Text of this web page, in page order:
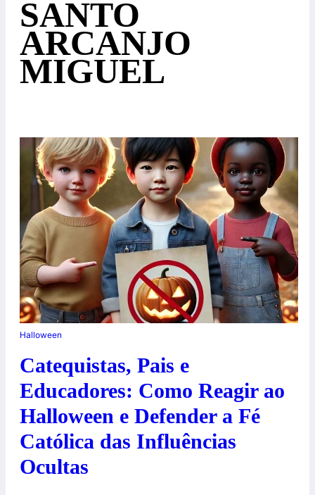
SANTO
ARCANJO
MIGUEL
Halloween
Catequistas, Pais e
Educadores: Como Reagir ao
Halloween e Defender a Fé
Católica das Influências
Ocultas